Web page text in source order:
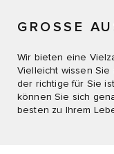
GROSSE
Wir bieten eine
Vielleicht wissen
der richtige für Sie
können Sie sich
besten zu Ihrem